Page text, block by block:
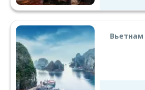
Вьетнам